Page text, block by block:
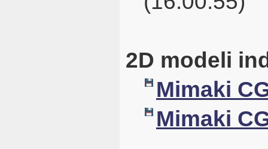
2D modeli
Mimaki
Mimaki